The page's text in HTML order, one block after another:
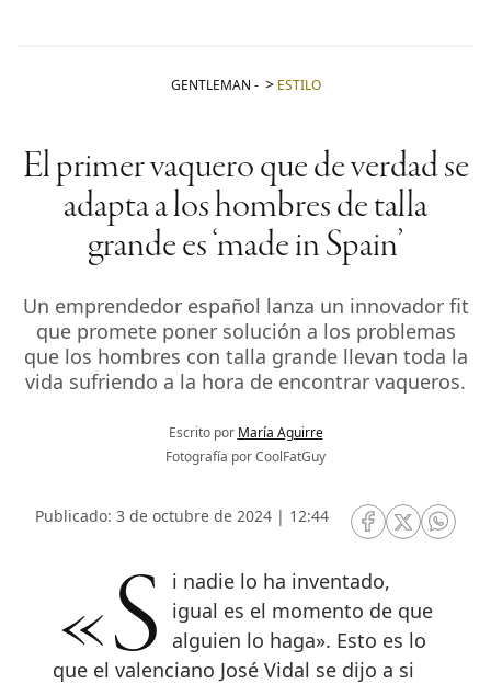
GENTLEMAN - ESTILO
El primer vaquero que de verdad se
adapta a los hombres de talla
grande es ‘made in Spain’
Un emprendedor español lanza un innovador fit
que promete poner solución a los problemas
que los hombres con talla grande llevan toda la
vida sufriendo a la hora de encontrar vaqueros.
Escrito por María Aguirre
Fotografía por CoolFatGuy
Publicado: 3 de octubre de 2024 | 12:44
RRSS Facebook
RRSSRRSS
«Si nadie lo ha inventado,
igual es el momento de que
alguien lo haga». Esto es lo
que el valenciano José Vidal se dijo a si